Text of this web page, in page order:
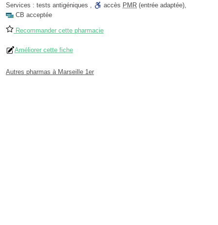
Services : tests antigéniques , accès PMR (entrée adaptée),
CB acceptée
Recommander cette pharmacie
Améliorer cette fiche
Autres pharmas à Marseille 1er